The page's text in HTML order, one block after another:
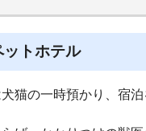
トホテル
猫の一時預かり、宿